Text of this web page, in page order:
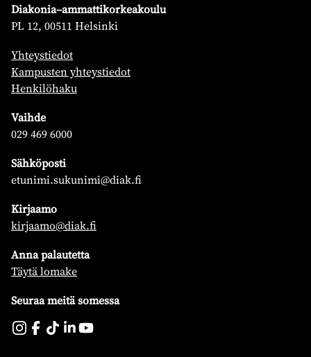
Diakonia–ammattikorkeakoulu
PL 12, 00511 Helsinki
Yhteystiedot
Kampusten yhteystiedot
Henkilöhaku
Vaihde
029 469 6000
Sähköposti
etunimi.sukunimi@diak.fi
Kirjaamo
kirjaamo@diak.fi
Anna palautetta
Täytä lomake
Seuraa meitä somessa